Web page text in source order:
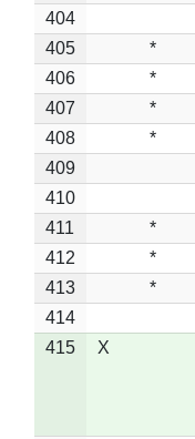
404
405
*
406
*
407
*
408
*
409
410
411
*
412
*
413
*
414
415
X